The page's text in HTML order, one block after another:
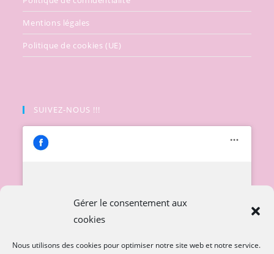
Gérer le consentement aux
cookies
Nous utilisons des cookies pour optimiser notre site web et notre service.
Mentions légales
Politique de cookies (UE)
SUIVEZ-NOUS !!!
Cliquez pour accepter les cookies
marketing et activer ce contenu